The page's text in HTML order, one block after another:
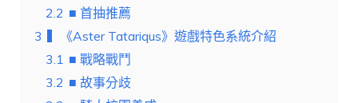
2.2 ■ 首抽推薦
3
▍《Aster Tatariqus》遊戲特色系統介紹
3.1 ■ 戰略戰鬥
3.2 ■ 故事分歧